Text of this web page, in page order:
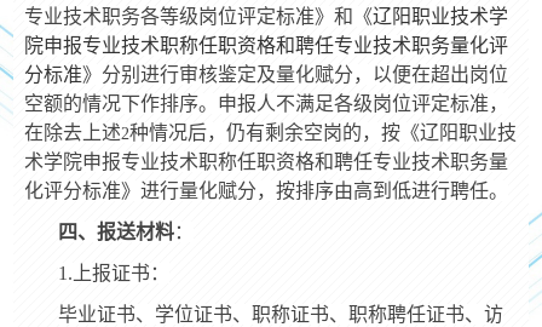
专业技术职务各等级岗位评定标准》和《辽阳职业技术学
院申报专业技术职称任职资格和聘任专业技术职务量化评
分标准》分别进行审核鉴定及量化赋分，以便在超出岗位
空额的情况下作排序。申报人不满足各级岗位评定标准，
在除去上述2种情况后，仍有剩余空岗的，按《辽阳职业技
术学院申报专业技术职称任职资格和聘任专业技术职务量
化评分标准》进行量化赋分，按排序由高到低进行聘任。
四、报送材料：
1. 上报证书：
毕业证书、学位证书、职称证书、职称聘任证书、访